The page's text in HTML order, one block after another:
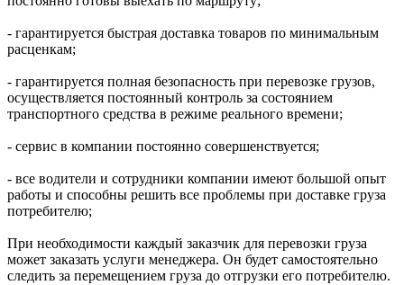
- гарантируется быстрая доставка товаров по минимальным
расценкам;
- гарантируется полная безопасность при перевозке грузов,
осуществляется постоянный контроль за состоянием
транспортного средства в режиме реального времени;
- сервис в компании постоянно совершенствуется;
- все водители и сотрудники компании имеют большой опыт
работы и способны решить все проблемы при доставке груза
потребителю;
При необходимости каждый заказчик для перевозки груза
может заказать услуги менеджера. Он будет самостоятельно
следить за перемещением груза до отгрузки его потребителю.